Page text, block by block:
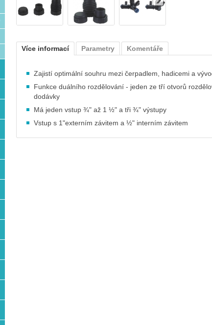
Více informací Parametry Komentáře
Zajistí optimální souhru mezi čerpadlem, hadicemi a
Funkce duálního rozdělování - jeden ze tří otvorů
dodávky
Má jeden vstup ¾" až 1 ½" a tři ¾" výstupy
Vstup s 1"externím závitem a ½" interním závitem